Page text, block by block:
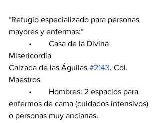
*Refugio especializado para personas
mayores y enfermas:*
Misericordia
Calzada de las Águilas #2143, Col.
Maestros
enfermos de cama (cuidados intensivos)
o personas muy ancianas.